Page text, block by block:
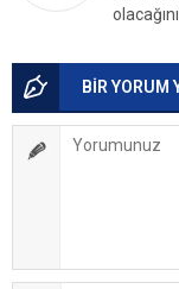
BİR YORUM